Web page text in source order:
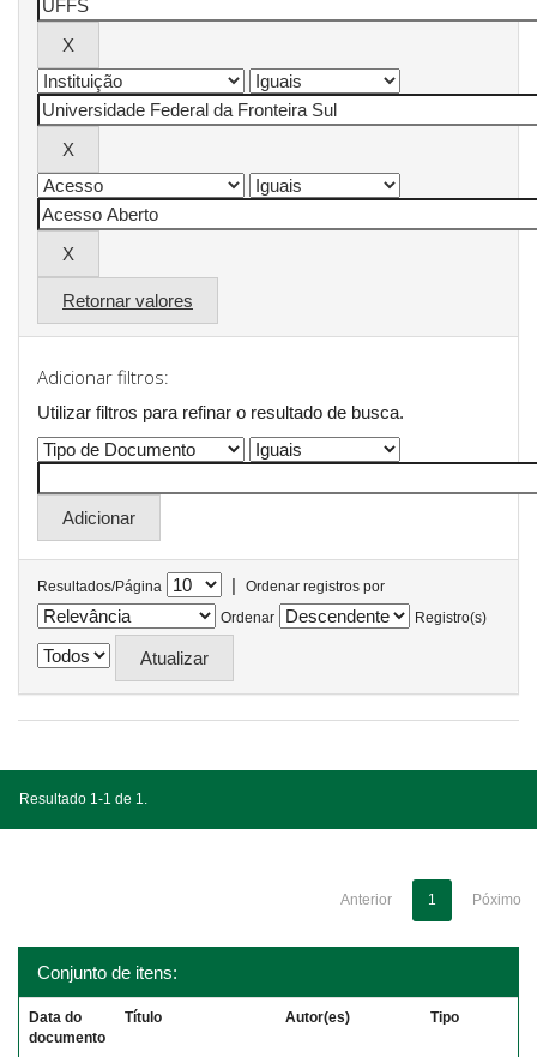
Retornar valores
Adicionar filtros:
Utilizar filtros para refinar o resultado de busca.
Resultados/Página |
Ordenar registros por
Ordenar
Registro(s)
Resultado 1-1 de 1.
Anterior 1 Póximo
Conjunto de itens:
Data do
documento
Título Autor(es) Tipo